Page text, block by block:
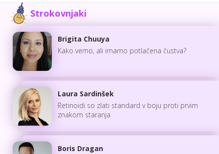
Strokovnjaki
Brigita Chuuya
Kako vemo, ali imamo potlačena čustva?
Laura Sardinšek
Retinoidi so zlati standard v boju proti prvim
znakom staranja
Boris Dragan